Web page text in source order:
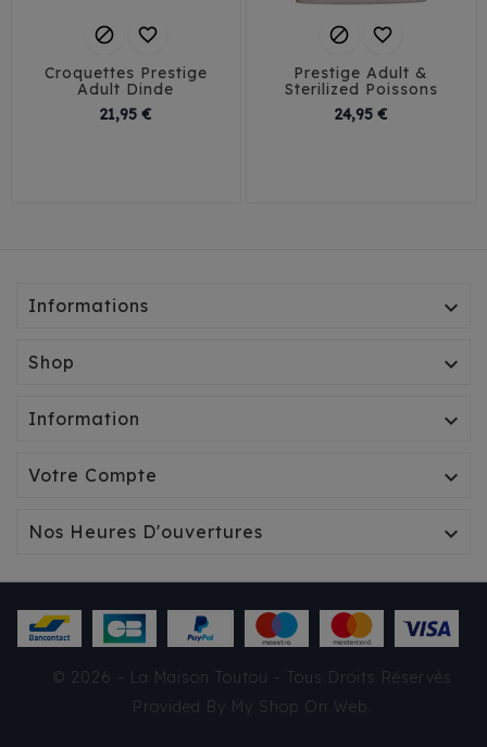
 
Croquettes Prestige
Adult Dinde
21,95 €
 
Prestige Adult &
Sterilized Poissons
24,95 €
CROQUETTES PRESTIGE
25,10 €
Informations 
Shop 
Information 
Votre Compte 
Nos Heures D'ouvertures 
© 2026 - La Maison Toutou - Tous Droits Réservés
Provided By My Shop On Web